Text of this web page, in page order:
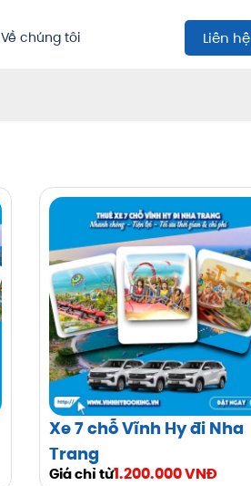
Về chúng tôi Liên hệ
Xe 7 chỗ Vĩnh Hy đi Nha
Trang
Giá chỉ từ1.200.000 VNĐ